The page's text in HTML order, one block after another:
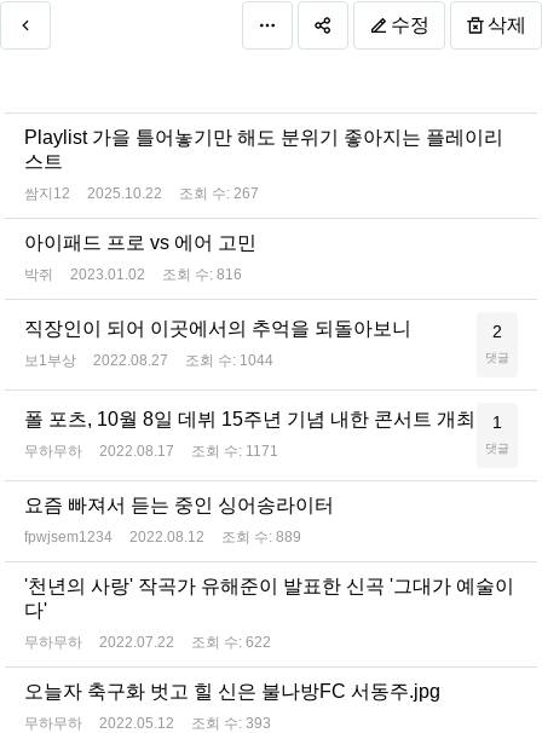
수정 삭제
Playlist 가을 틀어놓기만 해도 분위기 좋아지는 플레이리
스트
쌈지12 2025.10.22 조회 수: 267
아이패드 프로 vs 에어 고민
박쥐 2023.01.02 조회 수: 816
직장인이 되어 이곳에서의 추억을 되돌아보니
보1부상 2022.08.27 조회 수: 1044
2
댓글
폴 포츠, 10월 8일 데뷔 15주년 기념 내한 콘서트 개최
무하무하 2022.08.17 조회 수: 1171
1
댓글
요즘 빠져서 듣는 중인 싱어송라이터
fpwjsem1234 2022.08.12 조회 수: 889
'천년의 사랑' 작곡가 유해준이 발표한 신곡 '그대가 예술이
다'
무하무하 2022.07.22 조회 수: 622
오늘자 축구화 벗고 힐 신은 불나방FC 서동주.jpg
무하무하 2022.05.12 조회 수: 393